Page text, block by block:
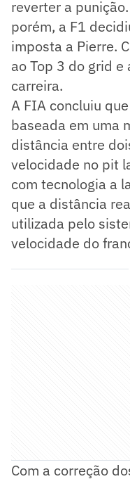
reverter a
porém, a F1
imposta a Pierre.
ao Top 3 do grid
carreira.
A FIA concluiu
baseada em uma
distância entre
velocidade no pit
com tecnologia a
que a distância
utilizada pelo
velocidade do
Com a correção